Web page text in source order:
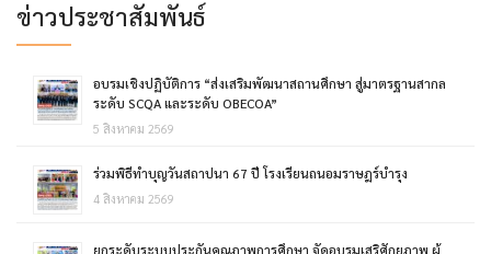
ข่าวประชาสัมพันธ์
อบรมเชิงปฏิบัติการ “ส่งเสริมพัฒนาสถานศึกษา สู่มาตรฐานสากล
ระดับ SCQA และระดับ OBECOA”
5 สิงหาคม 2569
ร่วมพิธีทำบุญวันสถาปนา 67 ปี โรงเรียนถนอมราษฎร์บำรุง
4 สิงหาคม 2569
ยกระดับระบบประกันคุณภาพการศึกษา จัดอบรมเสริศักยภาพ ผู้